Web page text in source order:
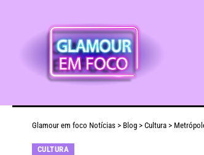
Glamour em foco Notícias > Blog > Cultura >
CULTURA